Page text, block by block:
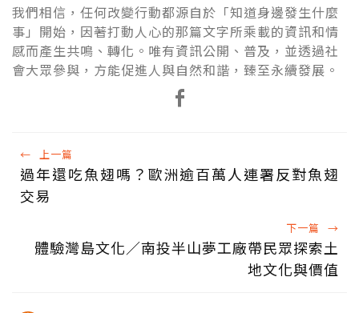
我們相信，任何改變行動都源自於「知道身邊發生什麼
事」開始，因著打動人心的那篇文字所乘載的資訊和情
感而產生共鳴、轉化。唯有資訊公開、普及，並透過社
會大眾參與，方能促進人與自然和諧，臻至永續發展。
← 上一篇
過年還吃魚翅嗎？歐洲逾百萬人連署反對魚翅
交易
下一篇 →
體驗灣島文化／南投半山夢工廠帶民眾探索土
地文化與價值